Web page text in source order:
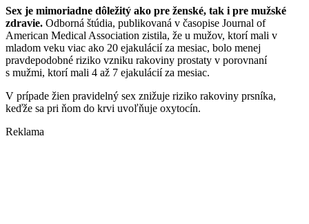
Sex je mimoriadne dôležitý ako pre ženské, tak i pre mužské
zdravie. Odborná štúdia, publikovaná v časopise Journal of
American Medical Association zistila, že u mužov, ktorí mali v
mladom veku viac ako 20 ejakulácií za mesiac, bolo menej
pravdepodobné riziko vzniku rakoviny prostaty v porovnaní
s mužmi, ktorí mali 4 až 7 ejakulácií za mesiac.
V prípade žien pravidelný sex znižuje riziko rakoviny prsníka,
keďže sa pri ňom do krvi uvoľňuje oxytocín.
Reklama